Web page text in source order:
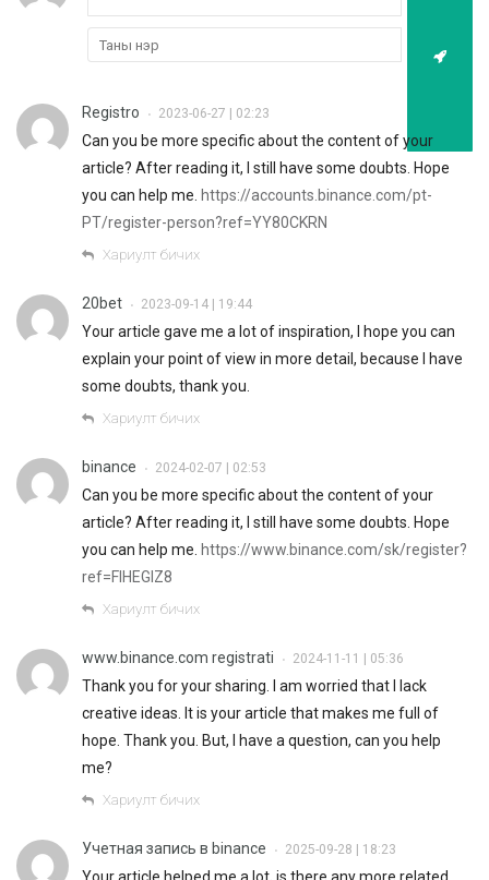
Registro • 2023-06-27 | 02:23
Can you be more specific about the content of your
article? After reading it, I still have some doubts. Hope
you can help me. https://accounts.binance.com/pt-
PT/register-person?ref=YY80CKRN
Хариулт бичих
20bet • 2023-09-14 | 19:44
Your article gave me a lot of inspiration, I hope you can
explain your point of view in more detail, because I have
some doubts, thank you.
Хариулт бичих
binance • 2024-02-07 | 02:53
Can you be more specific about the content of your
article? After reading it, I still have some doubts. Hope
you can help me. https://www.binance.com/sk/register?
ref=FIHEGIZ8
Хариулт бичих
www.binance.com registrati • 2024-11-11 | 05:36
Thank you for your sharing. I am worried that I lack
creative ideas. It is your article that makes me full of
hope. Thank you. But, I have a question, can you help
me?
Хариулт бичих
Учетная запись в binance • 2025-09-28 | 18:23